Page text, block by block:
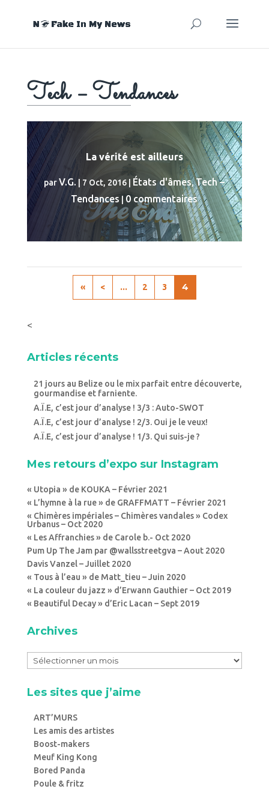
Tech – Tendances
La vérité est ailleurs
parV.G. 7 Oct, 2016 États d'âmes,Tech –
Tendances
0 commentaires
« < … 2 3 4
<
Articles récents
21 jours au Belize ou le mix parfait entre découverte,
gourmandise et farniente.
A.Ï.E, c’est jour d’analyse ! 3/3 : Auto-SWOT
A.Ï.E, c’est jour d’analyse ! 2/3. Oui je le veux!
A.Ï.E, c’est jour d’analyse ! 1/3. Qui suis-je ?
Mes retours d’expo sur Instagram
« Utopia » de KOUKA – Février 2021
« L’hymne à la rue » de GRAFFMATT – Février 2021
« Chimères impériales – Chimères vandales » Codex
Urbanus – Oct 2020
« Les Affranchies » de Carole b.- Oct 2020
Pum Up The Jam par @wallsstreetgva – Aout 2020
Davis Vanzel – Juillet 2020
« Tous à l’eau » de Matt_tieu – Juin 2020
« La couleur du jazz » d’Erwann Gauthier – Oct 2019
« Beautiful Decay » d’Eric Lacan – Sept 2019
Archives
Les sites que j’aime
ART’MURS
Les amis des artistes
Boost-makers
Meuf King Kong
Bored Panda
Poule & fritz